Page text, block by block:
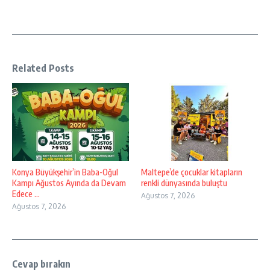
Related Posts
Konya Büyükşehir’in Baba-Oğul
Kampı Ağustos Ayında da Devam
Edece ...
Ağustos 7, 2026
Maltepe’de çocuklar kitapların
renkli dünyasında buluştu
Ağustos 7, 2026
Cevap bırakın